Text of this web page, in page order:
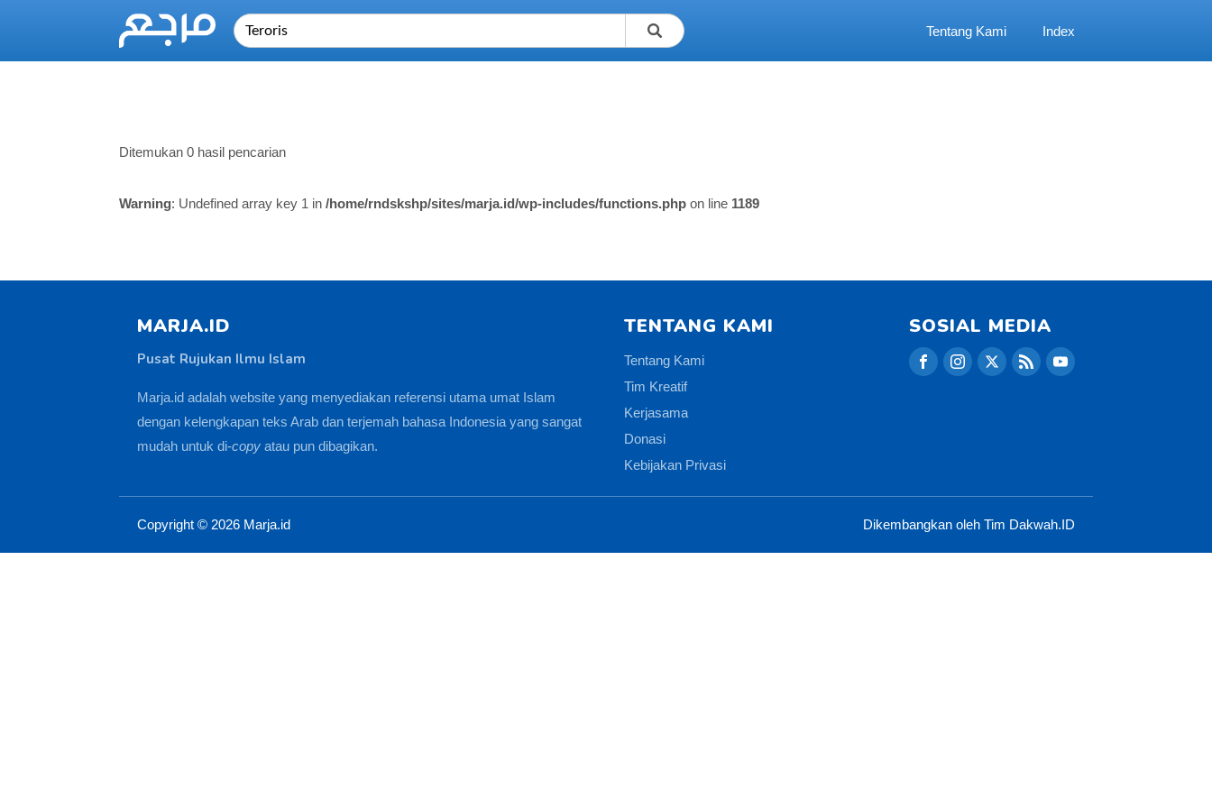
Tentang Kami Index
Ditemukan 0 hasil pencarian
Warning: Undefined array key 1 in /home/rndskshp/sites/marja.id/wp-includes/functions.php on line 1189
MARJA.ID
Pusat Rujukan Ilmu Islam
Marja.id adalah website yang menyediakan referensi utama umat Islam
dengan kelengkapan teks Arab dan terjemah bahasa Indonesia yang sangat
mudah untuk di-copy atau pun dibagikan.
TENTANG KAMI
Tentang Kami
Tim Kreatif
Kerjasama
Donasi
Kebijakan Privasi
SOSIAL MEDIA
Copyright © 2026 Marja.id Dikembangkan oleh Tim Dakwah.ID